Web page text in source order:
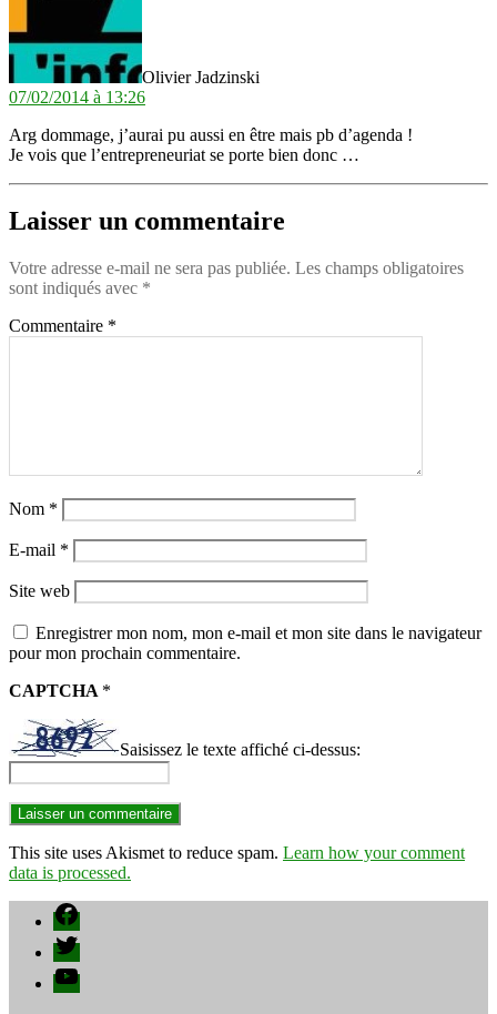
Olivier Jadzinski
07/02/2014 à 13:26
Arg dommage, j’aurai pu aussi en être mais pb d’agenda !
Je vois que l’entrepreneuriat se porte bien donc …
Laisser un commentaire
Votre adresse e-mail ne sera pas publiée. Les champs obligatoires
sont indiqués avec *
Commentaire *
Nom *
E-mail *
Site web
Enregistrer mon nom, mon e-mail et mon site dans le navigateur
pour mon prochain commentaire.
CAPTCHA *
Saisissez le texte affiché ci-dessus:
This site uses Akismet to reduce spam. Learn how your comment
data is processed.
Facebook
Twitter
YouTube